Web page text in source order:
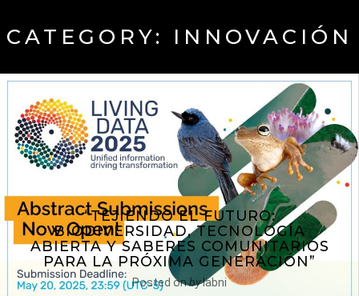
CATEGORY: INNOVACIÓN
“TEJIENDO EL FUTURO:
BIODIVERSIDAD, TECNOLOGÍA
ABIERTA Y SABERES COMUNITARIOS
PARA LA PRÓXIMA GENERACIÓN”
Posted onbylabni